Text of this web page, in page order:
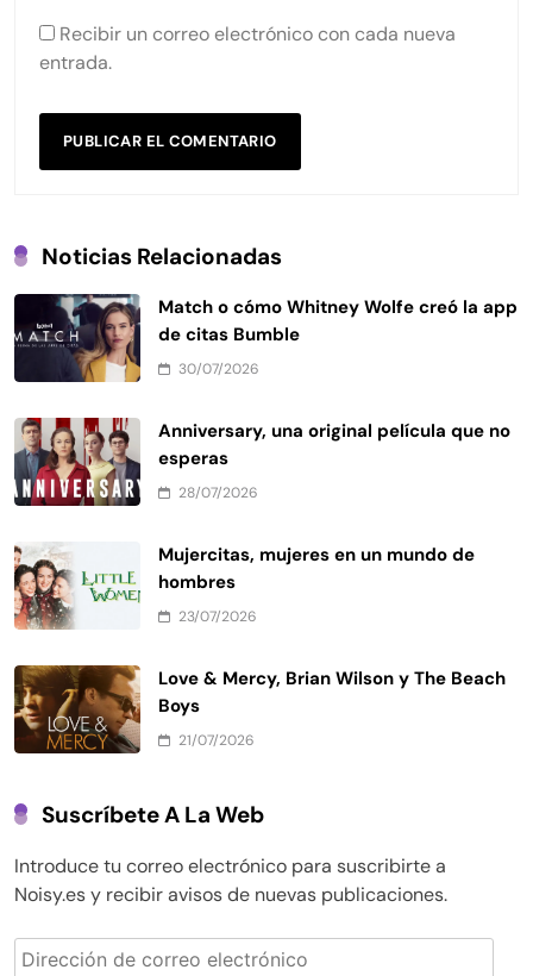
Recibir un correo electrónico con cada nueva
entrada.
Noticias Relacionadas
Match o cómo Whitney Wolfe creó la app
de citas Bumble
30/07/2026
Anniversary, una original película que no
esperas
28/07/2026
Mujercitas, mujeres en un mundo de
hombres
23/07/2026
Love & Mercy, Brian Wilson y The Beach
Boys
21/07/2026
Suscríbete A La Web
Introduce tu correo electrónico para suscribirte a
Noisy.es y recibir avisos de nuevas publicaciones.
Dirección